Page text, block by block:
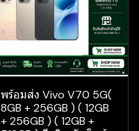
พร้อมส่ง Vivo V70 5G(
8GB + 256GB ) ( 12GB
+ 256GB ) ( 12GB +